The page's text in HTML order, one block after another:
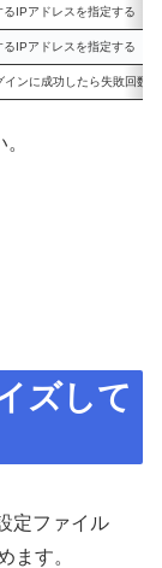
IPアドレスを指定する
IPアドレスを指定する
インに成功したら失敗回数
ズして
定ファイル
ます。